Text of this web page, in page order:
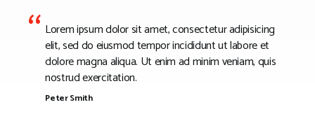
SEYAHAT
SNOWBOARD
SPOR & FİTNESS
TEKNE & YAT
Lorem ipsum dolor sit amet, consectetur adipisicing
elit, sed do eiusmod tempor incididunt ut labore et
dolore magna aliqua. Ut enim ad minim veniam, quis
nostrud exercitation.
Peter Smith